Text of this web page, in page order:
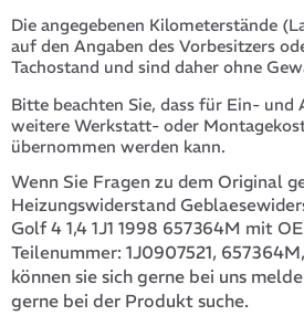
Die angegebenen Kilometerstände
auf den Angaben des Vorbesitzers
Tachostand und sind daher ohne
Bitte beachten Sie, dass für Ein- und
weitere Werkstatt- oder
übernommen werden kann.
Wenn Sie Fragen zu dem Original
Heizungswiderstand
Golf 4 1,4 1J1 1998 657364M mit
Teilenummer: 1J0907521,
können sie sich gerne bei uns
gerne bei der Produkt suche.